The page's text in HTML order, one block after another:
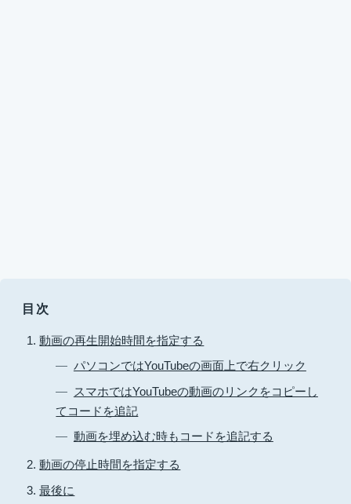
目次
動画の再生開始時間を指定する
パソコンではYouTubeの画面上で右クリック
スマホではYouTubeの動画のリンクをコピーし
てコードを追記
動画を埋め込む時もコードを追記する
動画の停止時間を指定する
最後に